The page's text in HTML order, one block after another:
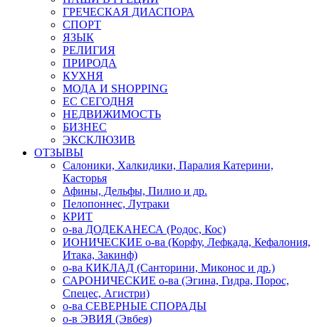
ГРЕЧЕСКАЯ ДИАСПОРА
СПОРТ
ЯЗЫК
РЕЛИГИЯ
ПРИРОДА
КУХНЯ
МОДА И SHOPPING
ЕС СЕГОДНЯ
НЕДВИЖИМОСТЬ
БИЗНЕС
ЭКСКЛЮЗИВ
ОТЗЫВЫ
Салоники, Халкидики, Паралия Катерини,
Касторья
Афины, Дельфы, Пилио и др.
Пелопоннес, Лутраки
КРИТ
о-ва ДОДЕКАНЕСА (Родос, Кос)
ИОНИЧЕСКИЕ о-ва (Корфу, Лефкада, Кефалония,
Итака, Закинф)
о-ва КИКЛАД (Санторини, Миконос и др.)
САРОНИЧЕСКИЕ о-ва (Эгина, Гидра, Порос,
Спецес, Агистри)
о-ва СЕВЕРНЫЕ СПОРАДЫ
о-в ЭВИЯ (Эвбея)